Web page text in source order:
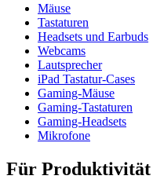
Mäuse
Tastaturen
Headsets und Earbuds
Webcams
Lautsprecher
iPad Tastatur-Cases
Gaming-Mäuse
Gaming-Tastaturen
Gaming-Headsets
Mikrofone
Für Produktivität